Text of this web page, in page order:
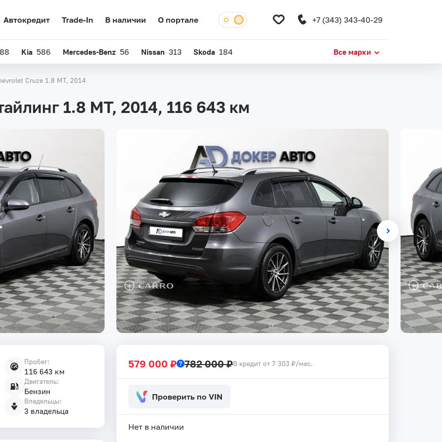
Автокредит Trade-In В наличии О портале +7 (343) 343-40-29
Kia 586 Mercedes-Benz 56 Nissan 313 Skoda 184 Все марки
Cruze 1.8 MT, 2014
1.8 MT, 2014, 116 643 км
579 000 ₽ 782 000 ₽В кредит от 7 303 ₽/мес.
Проверить по VIN
Нет в наличии
Пробег:
116 643 км
Двигатель:
Бензин
Владельцы:
3 владельца